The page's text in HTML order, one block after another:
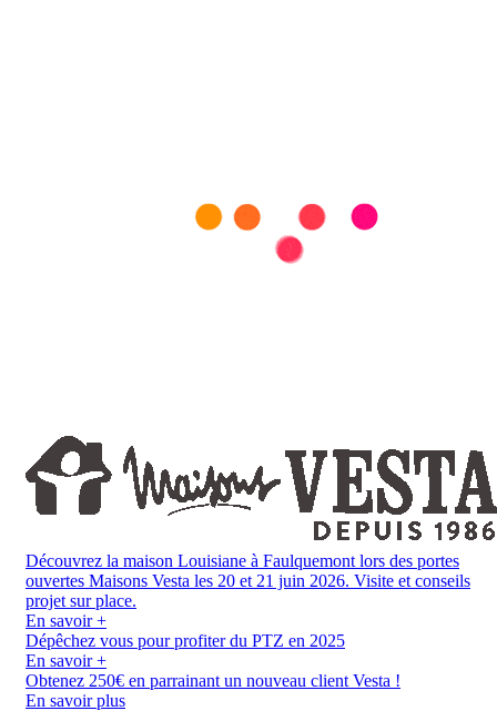
Découvrez la maison Louisiane à Faulquemont lors des portes
ouvertes Maisons Vesta les 20 et 21 juin 2026. Visite et conseils
projet sur place.
En savoir +
Dépêchez vous pour profiter du PTZ en 2025
En savoir +
Obtenez 250€ en parrainant un nouveau client Vesta !
En savoir plus